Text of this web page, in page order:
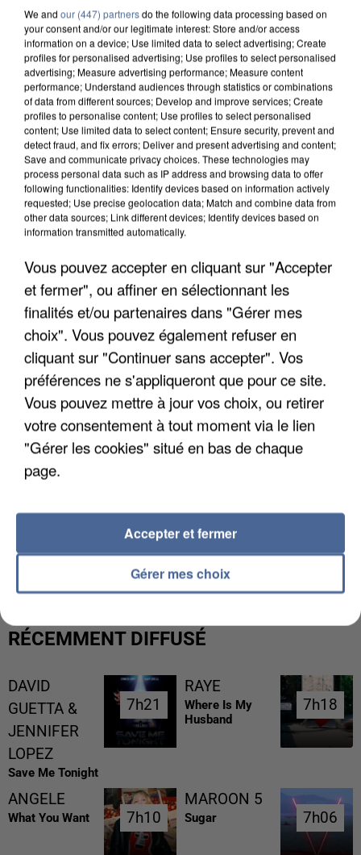
APRÈS TOUTES CES CANICULES, LES REFUGES
DE FAUNE SAUVAGE SONT...
L’UN DES FONDATEURS SUPPOSÉS DE LA DZ
MAFIA INTERPELLÉ EN ALGÉRIE
RÉCEMMENT DIFFUSÉ
DAVID
GUETTA &
JENNIFER
LOPEZ
Save Me Tonight
7h21
7h21
RAYE
Where Is My
Husband
7h18
7h18
ANGELE
What You Want 7h10
7h10
MAROON 5
Sugar 7h06
7h06
We and our (447) partnersdo the following data processing based on
your consent and/or our legitimate interest: Store and/or access
information on a device; Use limited data to select advertising; Create
profiles for personalised advertising; Use profiles to select personalised
advertising; Measure advertising performance; Measure content
performance; Understand audiences through statistics or combinations
of data from different sources; Develop and improve services; Create
profiles to personalise content; Use profiles to select personalised
content; Use limited data to select content; Ensure security, prevent and
detect fraud, and fix errors; Deliver and present advertising and content;
Save and communicate privacy choices. These technologies may
process personal data such as IP address and browsing data to offer
following functionalities: Identify devices based on information actively
requested; Use precise geolocation data; Match and combine data from
other data sources; Link different devices; Identify devices based on
information transmitted automatically.
Vous pouvez accepter en cliquant sur "Accepter
et fermer", ou affiner en sélectionnant les
finalités et/ou partenaires dans "Gérer mes
choix". Vous pouvez également refuser en
cliquant sur "Continuer sans accepter". Vos
préférences ne s'appliqueront que pour ce site.
Vous pouvez mettre à jour vos choix, ou retirer
votre consentement à tout moment via le lien
"Gérer les cookies" situé en bas de chaque
page.
Gérer mes choix
Accepter et fermer